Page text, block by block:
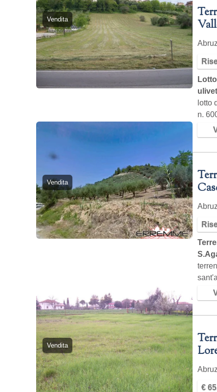
Vendita
lotto
n.
Vendita
Vendita
€